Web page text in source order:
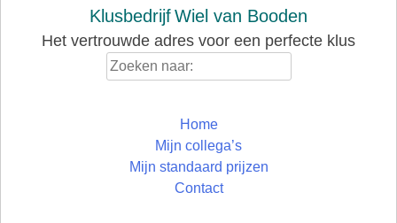
KlusbedrijfWiel van Booden
Het vertrouwde adres voor een perfecte klus
Home
Mijn collega’s
Mijn standaard prijzen
Contact